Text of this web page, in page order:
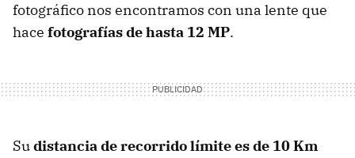
fotográfico nos encontramos con una lente que
hace fotografías de hasta 12 MP.
Sudistancia de recorrido límite es de 10 Km